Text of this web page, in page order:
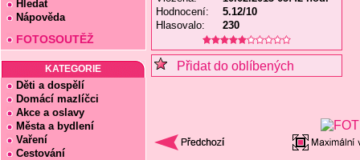
Hledat
Nápověda
FOTOSOUTĚŽ
KATEGORIE
Děti a dospělí
Domácí mazlíčci
Akce a oslavy
Města a bydlení
Vaření
Cestování
Hodnocení:
5.12/10
Hlasovalo:
230
Přidat do oblíbených